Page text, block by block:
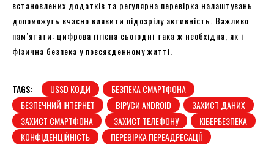
встановлених додатків та регулярна перевірка налаштувань
допоможуть вчасно виявити підозрілу активність. Важливо
пам’ятати: цифрова гігієна сьогодні така ж необхідна, як і
фізична безпека у повсякденному житті.
TAGS: USSD КОДИ
БЕЗПЕКА СМАРТФОНА
БЕЗПЕЧНИЙ ІНТЕРНЕТ
ВІРУСИ ANDROID
ЗАХИСТ ДАНИХ
ЗАХИСТ СМАРТФОНА
ЗАХИСТ ТЕЛЕФОНУ
КІБЕРБЕЗПЕКА
КОНФІДЕНЦІЙНІСТЬ
ПЕРЕВІРКА ПЕРЕАДРЕСАЦІЇ